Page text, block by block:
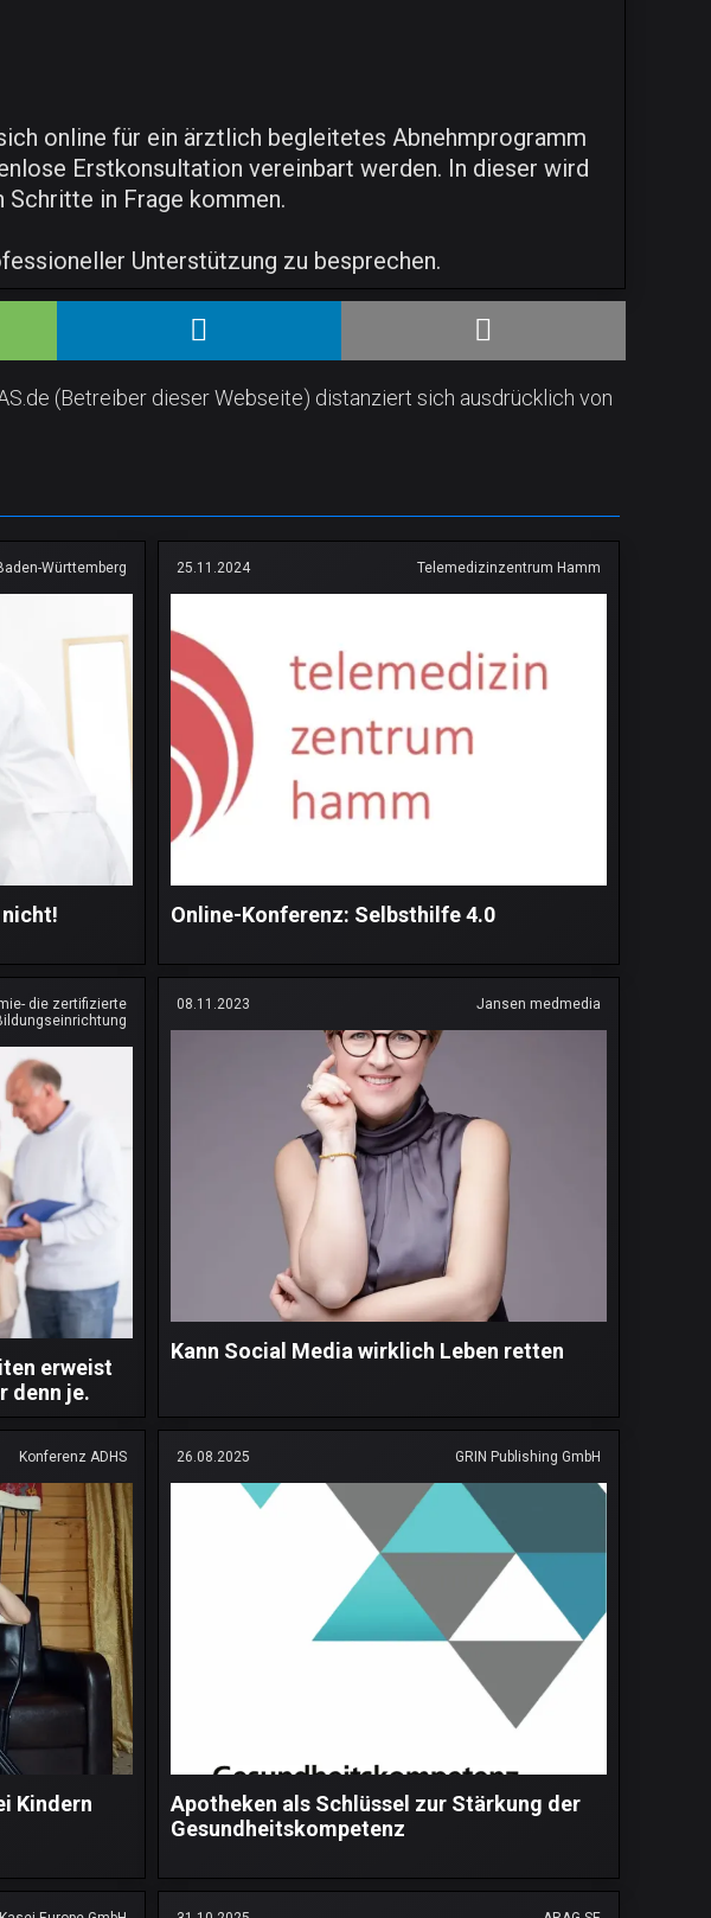
online für ein ärztlich begleitetes Abnehmprogramm
Erstkonsultation vereinbart werden. In dieser wird
Schritte in Frage kommen.
Unterstützung zu besprechen.
(Betreiber dieser Webseite) distanziert sich ausdrücklich von
Württemberg 25.11.2024 Telemedizinzentrum Hamm
Online-Konferenz: Selbsthilfe 4.0
die zertifizierte
erweist
denn je.
08.11.2023 Jansen medmedia
Kann Social Media wirklich Leben retten
Konferenz ADHS
Kindern
26.08.2025 GRIN Publishing GmbH
Apotheken als Schlüssel zur Stärkung der
Gesundheitskompetenz